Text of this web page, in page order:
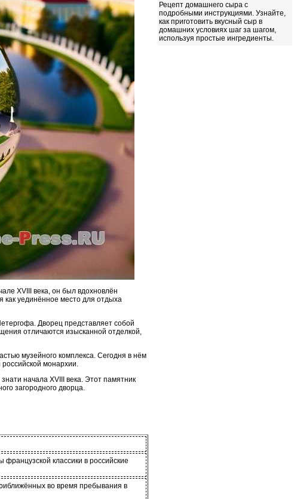
XVIII века, он был вдохновлён
уединённое место для отдыха
Дворец представляет собой
отличаются изысканной отделкой,
музейного комплекса. Сегодня в нём
монархии.
начала XVIII века. Этот памятник
загородного дворца.
классики в российские
во время пребывания в
Рецепт домашнего сыра с
подробными инструкциями. Узнайте,
как приготовить вкусный сыр в
домашних условиях шаг за шагом,
используя простые ингредиенты.